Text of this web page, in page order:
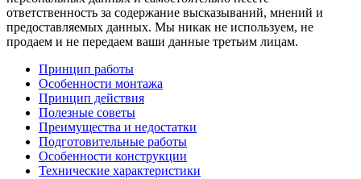
ответственность за содержание высказываний, мнений и
предоставляемых данных. Мы никак не используем, не
продаем и не передаем ваши данные третьим лицам.
Принцип работы
Особенности монтажа
Принцип действия
Полезные советы
Преимущества и недостатки
Подготовительные работы
Особенности конструкции
Технические характеристики